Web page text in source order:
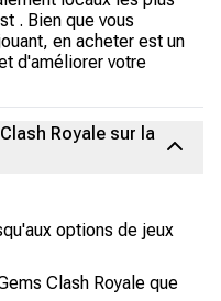
. Bien que vous
en acheter est un
d'améliorer votre
Royale sur la
options de jeux
Clash Royale que